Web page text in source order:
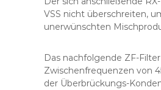
VSS nicht überschreiten,
unerwünschten
Das nachfolgende ZF-
Zwischenfrequenzen von
der Überbrückungs-